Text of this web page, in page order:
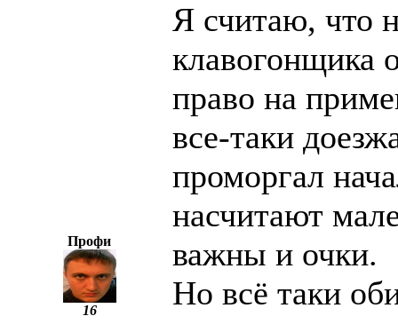
Профи
16
Я считаю, что
клавогонщика
право на
все-таки
проморгал
насчитают
важны и очки.
Но всё таки